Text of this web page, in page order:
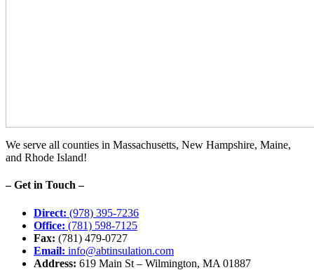
We serve all counties in Massachusetts, New Hampshire, Maine,
and Rhode Island!
– Get in Touch –
Direct: (978) 395-7236
Office: (781) 598-7125
Fax: (781) 479-0727
Email: info@abtinsulation.com
Address: 619 Main St – Wilmington, MA 01887